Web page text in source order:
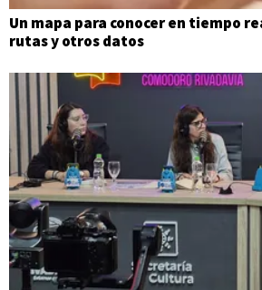
Un mapa para conocer en tiempo
rutas y otros datos